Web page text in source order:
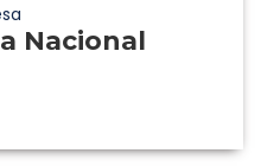
Nacional